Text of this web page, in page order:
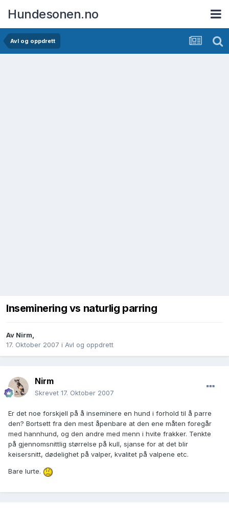
Hundesonen.no
Avl og oppdrett
Inseminering vs naturlig parring
Av Nirm,
17. Oktober 2007 i Avl og oppdrett
Nirm
Skrevet 17. Oktober 2007
Er det noe forskjell på å inseminere en hund i forhold til å parre
den? Bortsett fra den mest åpenbare at den ene måten foregår
med hannhund, og den andre med menn i hvite frakker. Tenkte
på gjennomsnittlig størrelse på kull, sjanse for at det blir
keisersnitt, dødelighet på valper, kvalitet på valpene etc.
Bare lurte.